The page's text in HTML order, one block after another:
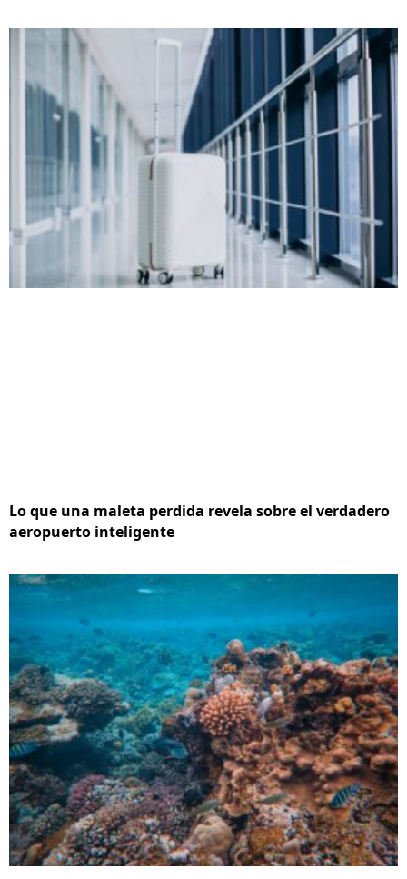
Lo que una maleta perdida revela sobre el verdadero
aeropuerto inteligente